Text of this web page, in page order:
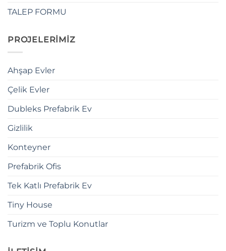
TALEP FORMU
PROJELERİMİZ
Ahşap Evler
Çelik Evler
Dubleks Prefabrik Ev
Gizlilik
Konteyner
Prefabrik Ofis
Tek Katlı Prefabrik Ev
Tiny House
Turizm ve Toplu Konutlar